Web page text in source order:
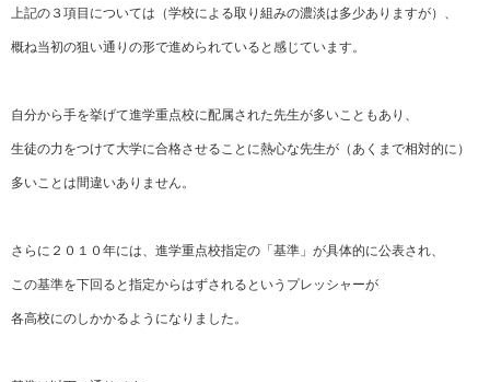
上記の３項目については（学校による取り組みの濃淡は多少ありますが）、
概ね当初の狙い通りの形で進められていると感じています。
自分から手を挙げて進学重点校に配属された先生が多いこともあり、
生徒の力をつけて大学に合格させることに熱心な先生が（あくまで相対的に）
多いことは間違いありません。
さらに２０１０年には、進学重点校指定の「基準」が具体的に公表され、
この基準を下回ると指定からはずされるというプレッシャーが
各高校にのしかかるようになりました。